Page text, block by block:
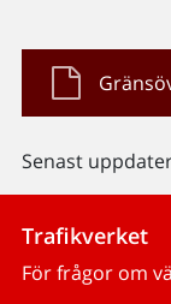
Senast
Trafikverket
För frågor om